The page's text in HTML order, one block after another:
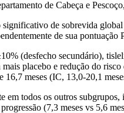
de Cabeça e
de sobrevida
de sua pontuação
(desfecho secundário),
mais placebo e redução do
meses (IC, 13,0-20,1
em todos os outros
(7,3 meses vs 5,6